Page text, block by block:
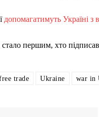
допомагатимуть Україні з
першим, хто підписав
trade Ukraine war in